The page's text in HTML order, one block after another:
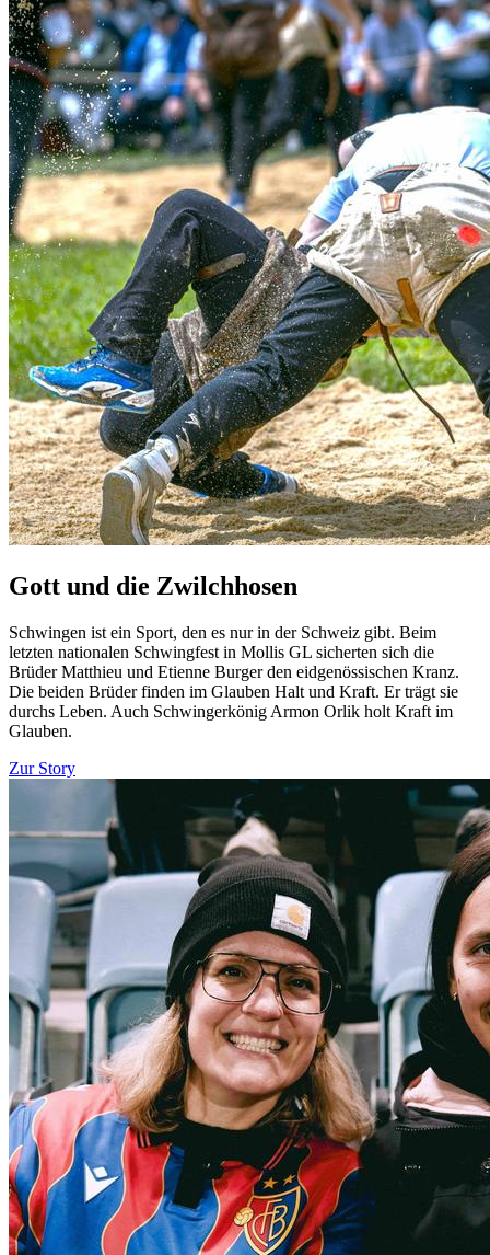
Gott und die Zwilchhosen
Schwingen ist ein Sport, den es nur in der Schweiz gibt. Beim
letzten nationalen Schwingfest in Mollis GL sicherten sich die
Brüder Matthieu und Etienne Burger den eidgenössischen Kranz.
Die beiden Brüder finden im Glauben Halt und Kraft. Er trägt sie
durchs Leben. Auch Schwingerkönig Armon Orlik holt Kraft im
Glauben.
Zur Story